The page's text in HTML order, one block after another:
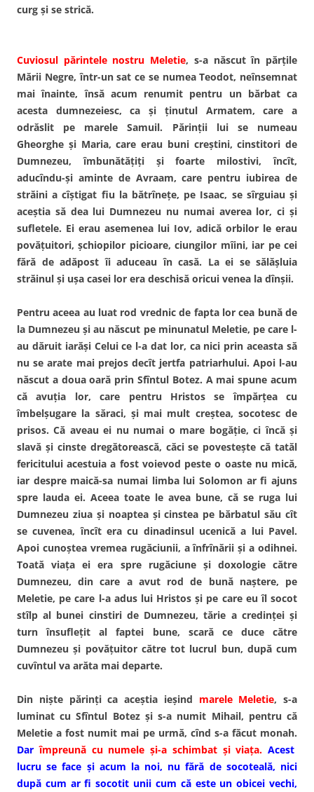
curg şi se strică.
Cuviosul părintele nostru Meletie, s-a născut în părţile
Mării Negre, într-un sat ce se numea Teodot, neînsemnat
mai înainte, însă acum renumit pentru un bărbat ca
acesta dumnezeiesc, ca şi ţinutul Armatem, care a
odrăslit pe marele Samuil. Părinţii lui se numeau
Gheorghe şi Maria, care erau buni creştini, cinstitori de
Dumnezeu, îmbunătăţiţi şi foarte milostivi, încît,
aducîndu-şi aminte de Avraam, care pentru iubirea de
străini a cîştigat fiu la bătrîneţe, pe Isaac, se sîrguiau şi
aceştia să dea lui Dumnezeu nu numai averea lor, ci şi
sufletele. Ei erau asemenea lui Iov, adică orbilor le erau
povăţuitori, şchiopilor picioare, ciungilor mîini, iar pe cei
fără de adăpost îi aduceau în casă. La ei se sălăşluia
străinul şi uşa casei lor era deschisă oricui venea la dînşii.
Pentru aceea au luat rod vrednic de fapta lor cea bună de
la Dumnezeu şi au născut pe minunatul Meletie, pe care l-
au dăruit iarăşi Celui ce l-a dat lor, ca nici prin aceasta să
nu se arate mai prejos decît jertfa patriarhului. Apoi l-au
născut a doua oară prin Sfîntul Botez. A mai spune acum
că avuţia lor, care pentru Hristos se împărţea cu
îmbelşugare la săraci, şi mai mult creştea, socotesc de
prisos. Că aveau ei nu numai o mare bogăţie, ci încă şi
slavă şi cinste dregătorească, căci se povesteşte că tatăl
fericitului acestuia a fost voievod peste o oaste nu mică,
iar despre maică-sa numai limba lui Solomon ar fi ajuns
spre lauda ei. Aceea toate le avea bune, că se ruga lui
Dumnezeu ziua şi noaptea şi cinstea pe bărbatul său cît
se cuvenea, încît era cu dinadinsul ucenică a lui Pavel.
Apoi cunoştea vremea rugăciunii, a înfrînării şi a odihnei.
Toată viaţa ei era spre rugăciune şi doxologie către
Dumnezeu, din care a avut rod de bună naştere, pe
Meletie, pe care l-a adus lui Hristos şi pe care eu îl socot
stîlp al bunei cinstiri de Dumnezeu, tărie a credinţei şi
turn însufleţit al faptei bune, scară ce duce către
Dumnezeu şi povăţuitor către tot lucrul bun, după cum
cuvîntul va arăta mai departe.
Din nişte părinţi ca aceştia ieşind marele Meletie, s-a
luminat cu Sfîntul Botez şi s-a numit Mihail, pentru că
Meletie a fost numit mai pe urmă, cînd s-a făcut monah.
Darîmpreună cu numele şi-a schimbat şi viaţa. Acest
lucru se face şi acum la noi, nu fără de socoteală, nici
după cum ar fi socotit unii cum că este un obicei vechi,